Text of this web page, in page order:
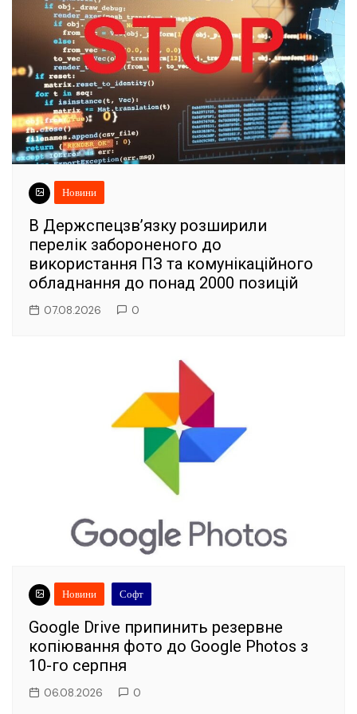
Новини
В Держспецзв’язку розширили
перелік забороненого до
використання ПЗ та комунікаційного
обладнання до понад 2000 позицій
07.08.2026 0
Новини Софт
Google Drive припинить резервне
копіювання фото до Google Photos з
10-го серпня
06.08.2026 0